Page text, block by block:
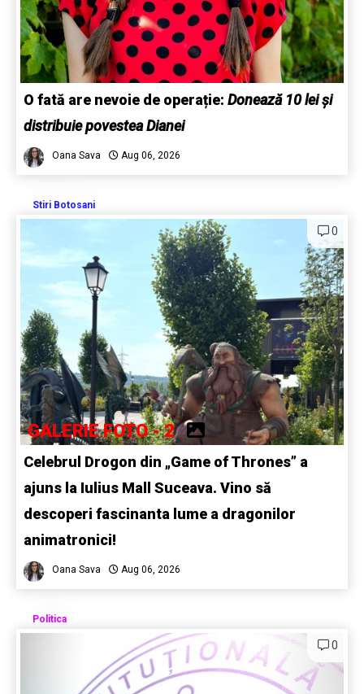
O fată are nevoie de operație: Donează 10 lei și
distribuie povestea Dianei
Oana Sava Aug 06, 2026
Stiri Botosani
0
GALERIE FOTO - 2
Celebrul Drogon din „Game of Thrones” a
ajuns la Iulius Mall Suceava. Vino să
descoperi fascinanta lume a dragonilor
animatronici!
Oana Sava Aug 06, 2026
Politica
0